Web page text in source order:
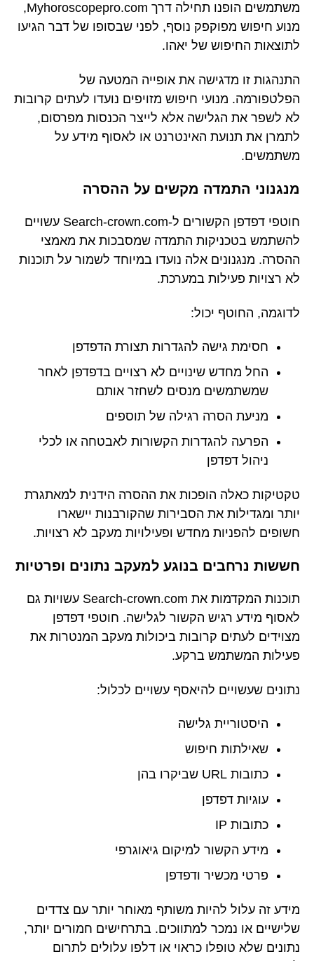
משתמשים הופנו תחילה דרך Myhoroscopepro.com,
מנוע חיפוש מפוקפק נוסף, לפני שבסופו של דבר הגיעו
לתוצאות החיפוש של יאהו.
התנהגות זו מדגישה את אופייה המטעה של
הפלטפורמה. מנועי חיפוש מזויפים נועדו לעתים קרובות
לא לשפר את הגלישה אלא לייצר הכנסות מפרסום,
לתמרן את תנועת האינטרנט או לאסוף מידע על
משתמשים.
מנגנוני התמדה מקשים על ההסרה
חוטפי דפדפן הקשורים ל-Search-crown.com עשויים
להשתמש בטכניקות התמדה שמסבכות את מאמצי
ההסרה. מנגנונים אלה נועדו במיוחד לשמור על תוכנות
לא רצויות פעילות במערכת.
לדוגמה, החוטף יכול:
חסימת גישה להגדרות תצורת הדפדפן
החל מחדש שינויים לא רצויים בדפדפן לאחר
שמשתמשים מנסים לשחזר אותם
מניעת הסרה רגילה של תוספים
הפרעה להגדרות הקשורות לאבטחה או לכלי
ניהול דפדפן
טקטיקות כאלה הופכות את ההסרה הידנית למאתגרת
יותר ומגדילות את הסבירות שהקורבנות יישארו
חשופים להפניות מחדש ופעילויות מעקב לא רצויות.
חששות נרחבים בנוגע למעקב נתונים ופרטיות
תוכנות המקדמות את Search-crown.com עשויות גם
לאסוף מידע רגיש הקשור לגלישה. חוטפי דפדפן
מצוידים לעתים קרובות ביכולות מעקב המנטרות את
פעילות המשתמש ברקע.
נתונים שעשויים להיאסף עשויים לכלול:
היסטוריית גלישה
שאילתות חיפוש
כתובות URL שביקרו בהן
עוגיות דפדפן
כתובות IP
מידע הקשור למיקום גיאוגרפי
פרטי מכשיר ודפדפן
מידע זה עלול להיות משותף מאוחר יותר עם צדדים
שלישיים או נמכר למתווכים. בתרחישים חמורים יותר,
נתונים שלא טופלו כראוי או דלפו עלולים לתרום